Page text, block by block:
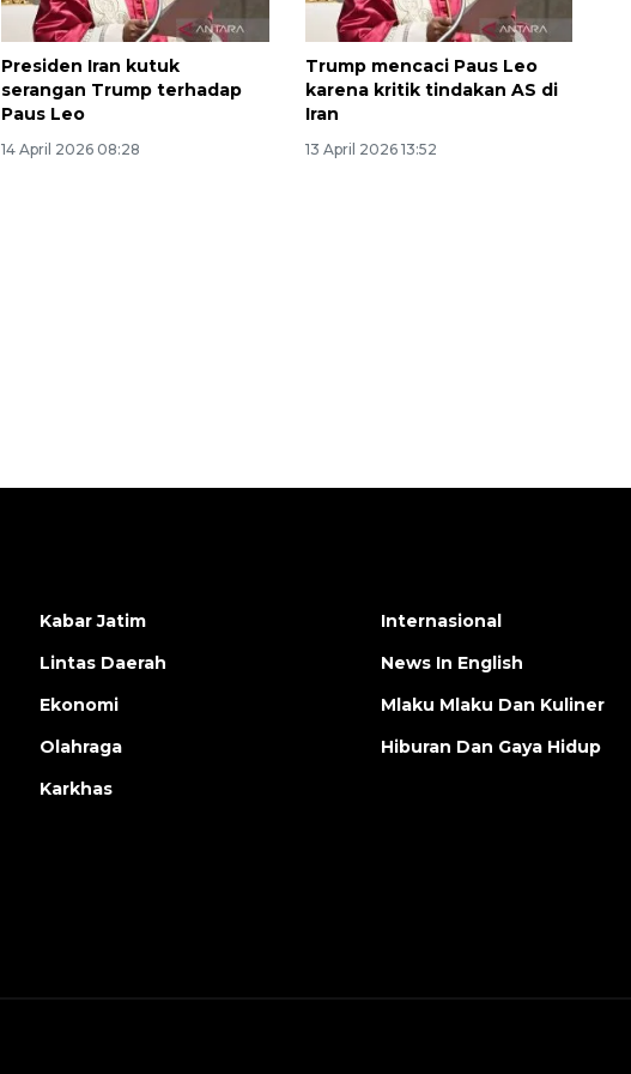
Presiden Iran kutuk
serangan Trump terhadap
Paus Leo
14 April 2026 08:28
Trump mencaci Paus Leo
karena kritik tindakan AS di
Iran
13 April 2026 13:52
Kabar Jatim
Lintas Daerah
Ekonomi
Olahraga
Karkhas
Internasional
News In English
Mlaku Mlaku Dan Kuliner
Hiburan Dan Gaya Hidup